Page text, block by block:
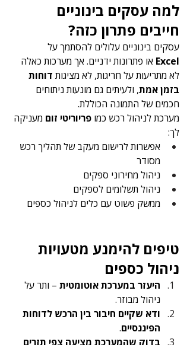
למה עסקים בינוניים
חייבים פתרון כזה?
עסקים בינוניים עלולים להסתמך על
Excel או פתרונות ידניים. אך מערכות כאלה
לא מתריעות על חריגות, לא מציגות דוחות
בזמן אמת, ולעיתים גם מונעות ניתוחים
חכמים של התמונה הכוללת.
מערכת לניהול רכש כמו פריוריטי זום מעניקה
לך:
אפשרות לרישום מעקב של תהליך רכש
מסודר
ניהול מחירוני ספקים
ניהול תשלומים לספקים
ממשק פשוט עם כלים לניהול כספים
טיפים להימנע מטעויות
ניהול כספים
היעזר במערכת אוטומטית – ותר על
ניהול מבוזר.
ודא שקיים חיבור בין הרכש לדוחות
הפיננסיים.
בדוק שהמערכת מציעה צפי תזרים